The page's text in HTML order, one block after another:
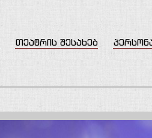
თეატრის შესახებ